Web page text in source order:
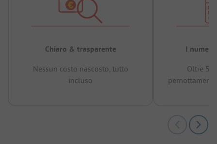
Chiaro & trasparente
Nessun costo nascosto, tutto
incluso
I numeri
Oltre